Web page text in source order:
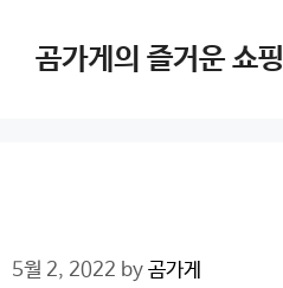
content곰가게의 즐거운 쇼핑
5월 2, 2022 by 곰가게